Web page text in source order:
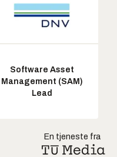
Software Asset
Management (SAM)
Lead
En tjeneste fra